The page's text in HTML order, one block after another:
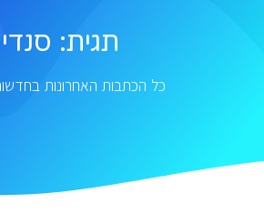
תגית: סנדי
כל הכתבות האחרונות